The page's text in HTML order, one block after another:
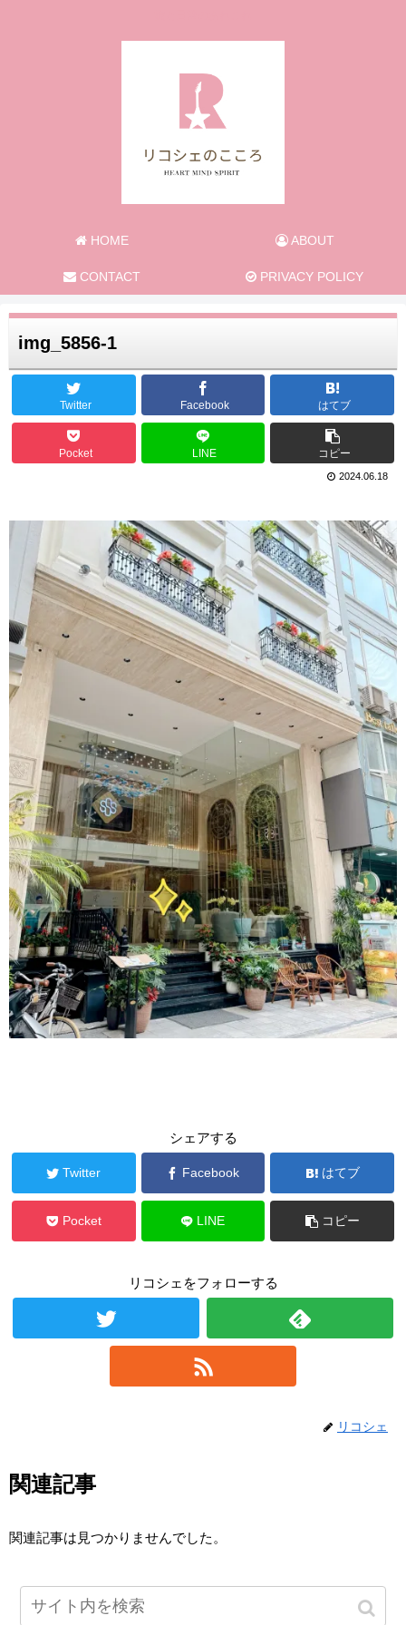
HOME ABOUT
CONTACT PRIVACY POLICY
img_5856-1
Twitter Facebook はてブ
Pocket LINE コピー
2024.06.18
シェアする
Twitter Facebook はてブ
Pocket LINE コピー
リコシェをフォローする
リコシェ
関連記事
関連記事は見つかりませんでした。